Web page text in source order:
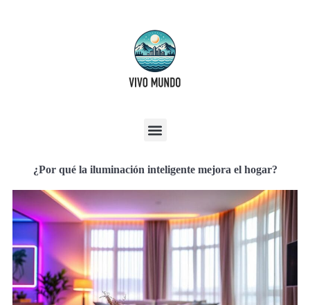
¿Por qué la iluminación inteligente mejora el hogar?